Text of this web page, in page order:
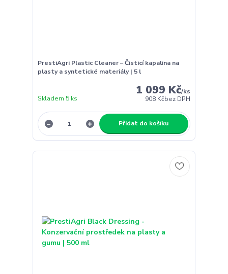
PrestiAgri Plastic Cleaner – Čisticí kapalina na
plasty a syntetické materiály | 5 l
1 099 Kč/ks
908 Kčbez DPH
Skladem 5 ks
Přidat do košíku